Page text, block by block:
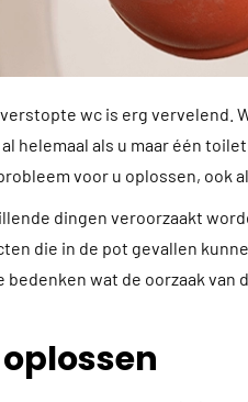
verstopte wc is erg vervelend.
helemaal als u maar één
voor u oplossen, ook
dingen veroorzaakt
die in de pot gevallen
wat de oorzaak van